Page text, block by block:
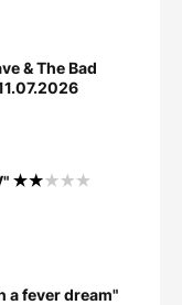
& The Bad
a fever dream"